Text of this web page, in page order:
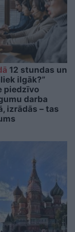
12 stundas un
ilgāk?”
piedzīvo
darba
izrādās – tas